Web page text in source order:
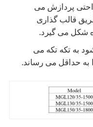
پردازش می
قالب گذاری
شکل می گیرد.
به تکه تکه می
به حداقل می رساند.